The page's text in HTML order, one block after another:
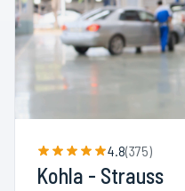
4.8(375)
Kohla - Strauss